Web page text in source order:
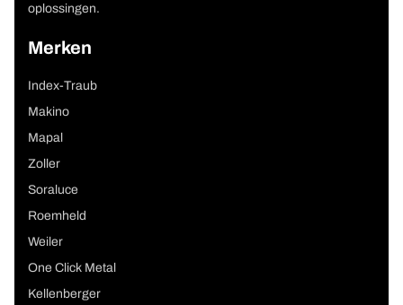
oplossingen.
Merken
Index-Traub
Makino
Mapal
Zoller
Soraluce
Roemheld
Weiler
One Click Metal
Kellenberger